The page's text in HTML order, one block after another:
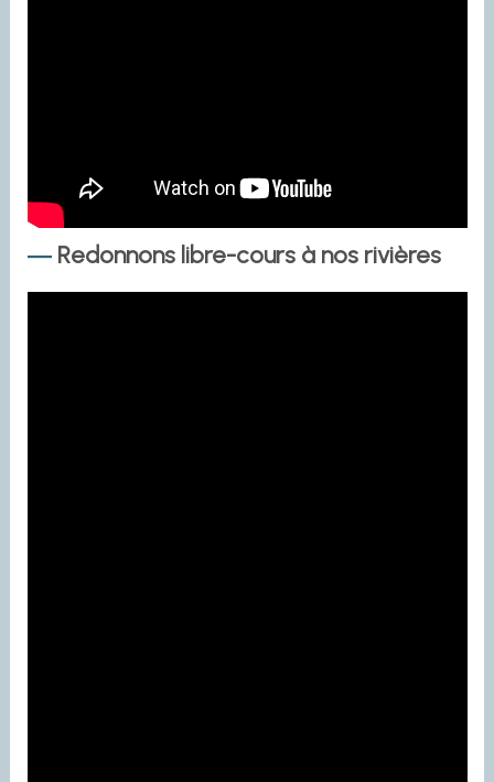
Redonnons libre-cours à nos rivières